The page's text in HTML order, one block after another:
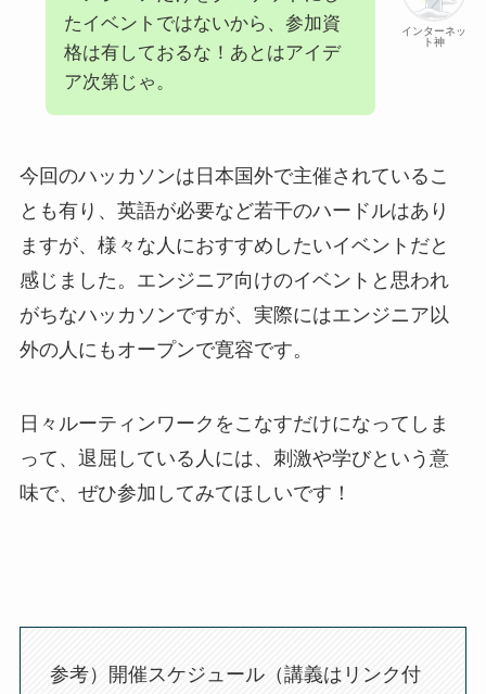
インターネッ
ト神
たイベントではないから、参加資
格は有しておるな！あとはアイデ
ア次第じゃ。
今回のハッカソンは日本国外で主催されているこ
とも有り、英語が必要など若干のハードルはあり
ますが、様々な人におすすめしたいイベントだと
感じました。エンジニア向けのイベントと思われ
がちなハッカソンですが、実際にはエンジニア以
外の人にもオープンで寛容です。
日々ルーティンワークをこなすだけになってしま
って、退屈している人には、刺激や学びという意
味で、ぜひ参加してみてほしいです！
参考）開催スケジュール（講義はリンク付